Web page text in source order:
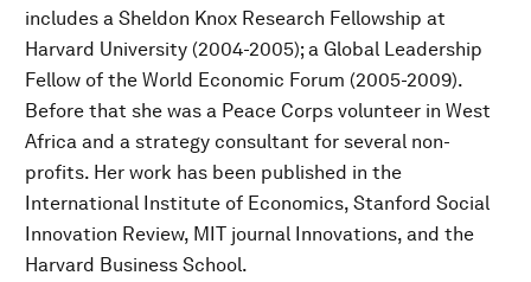
includes a Sheldon Knox Research Fellowship at
Harvard University (2004-2005); a Global Leadership
Fellow of the World Economic Forum (2005-2009).
Before that she was a Peace Corps volunteer in West
Africa and a strategy consultant for several non-
profits. Her work has been published in the
International Institute of Economics, Stanford Social
Innovation Review, MIT journal Innovations, and the
Harvard Business School.